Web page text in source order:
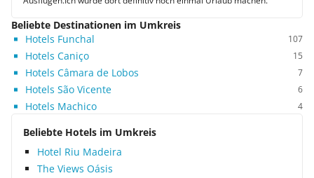
Beliebte Destinationen im Umkreis
Hotels Funchal
107
Hotels Caniço 15
Hotels Câmara de Lobos 7
Hotels São Vicente 6
Hotels Machico 4
Beliebte Hotels im Umkreis
Hotel Riu Madeira
The Views Oásis